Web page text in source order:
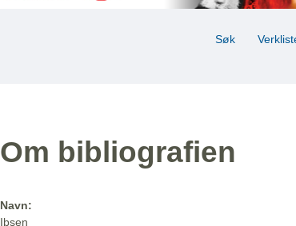
Søk
Om bibliografien
Navn:
Ibsen